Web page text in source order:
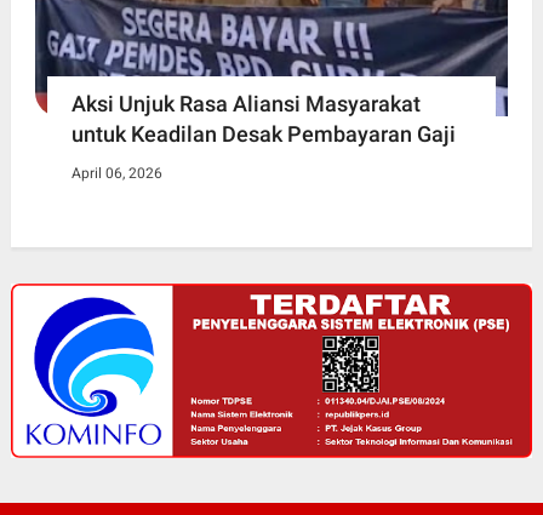
Aksi Unjuk Rasa Aliansi Masyarakat
untuk Keadilan Desak Pembayaran Gaji
April 06, 2026